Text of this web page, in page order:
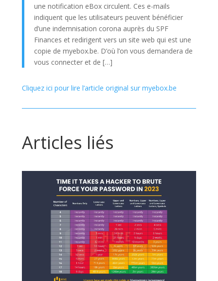
une notification eBox circulent. Ces e-mails
indiquent que les utilisateurs peuvent bénéficier
d’une indemnisation corona auprès du SPF
Finances et redirigent vers un site web qui est une
copie de myebox.be. D’où l’on vous demandera de
vous connecter et de […]
Cliquez ici pour lire l’article original sur myebox.be
Articles liés